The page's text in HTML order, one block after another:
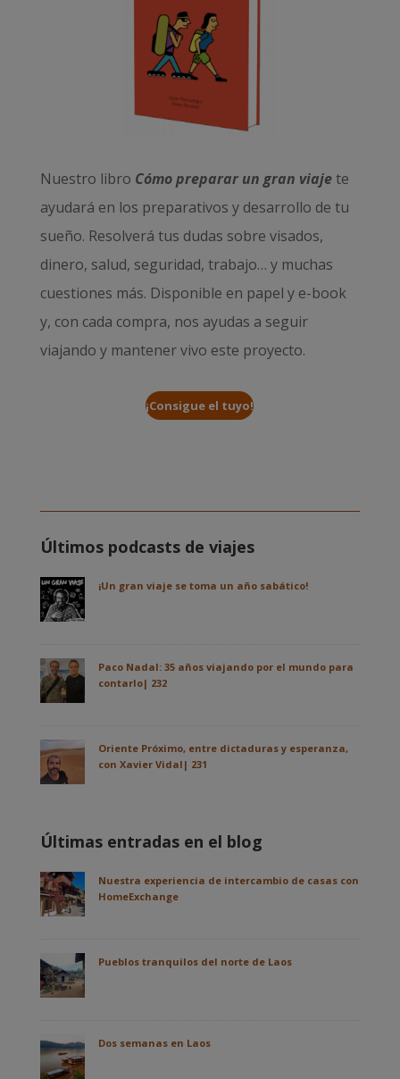
Nuestro libro Cómo preparar un gran viajete
ayudará en los preparativos y desarrollo de tu
sueño. Resolverá tus dudas sobre visados,
dinero, salud, seguridad, trabajo… y muchas
cuestiones más. Disponible en papel y e-book
y, con cada compra, nos ayudas a seguir
viajando y mantener vivo este proyecto.
¡Consigue el tuyo!
Últimos podcasts de viajes
¡Un gran viaje se toma un año sabático!
Paco Nadal: 35 años viajando por el mundo para
contarlo| 232
Oriente Próximo, entre dictaduras y esperanza,
con Xavier Vidal| 231
Últimas entradas en el blog
Nuestra experiencia de intercambio de casas con
HomeExchange
Pueblos tranquilos del norte de Laos
Dos semanas en Laos